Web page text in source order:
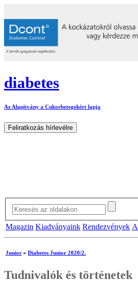
diabetes
Az Alapítvány a Cukorbetegekért lapja
Magazin Kiadványaink Rendezvények
Junior » Diabetes Junior 2020/2.
Tudnivalók és történetek